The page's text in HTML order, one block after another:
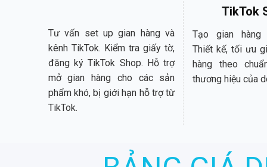
Tư vấn set up gian hàng và
kênh TikTok. Kiểm tra giấy tờ,
đăng ký TikTok Shop. Hỗ trợ
mở gian hàng cho các sản
phẩm khó, bị giới hạn hỗ trợ từ
TikTok.
TikTok
Tạo gian hàng
Thiết kế, tối ưu
hàng theo
thương hiệu của